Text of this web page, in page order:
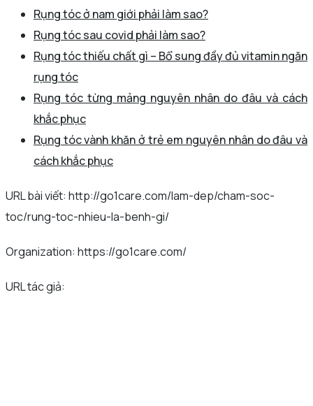
Rụng tóc ở nam giới phải làm sao?
Rụng tóc sau covid phải làm sao?
Rụng tóc thiếu chất gì – Bổ sung đầy đủ vitamin ngăn
rụng tóc
Rụng tóc từng mảng nguyên nhân do đâu và cách
khắc phục
Rụng tóc vành khăn ở trẻ em nguyên nhân do đâu và
cách khắc phục
URL bài viết: http://go1care.com/lam-dep/cham-soc-
toc/rung-toc-nhieu-la-benh-gi/
Organization: https://go1care.com/
URL tác giả: